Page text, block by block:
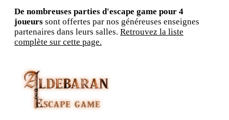
De nombreuses parties d'escape game pour 4
joueurs sont offertes par nos généreuses enseignes
partenaires dans leurs salles. Retrouvez la liste
complète sur cette page.